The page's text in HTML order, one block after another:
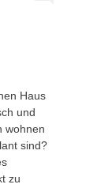
Haus
und
wohnen
sind?
zu